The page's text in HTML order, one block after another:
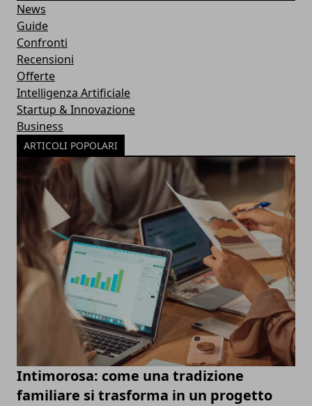
News
Guide
Confronti
Recensioni
Offerte
Intelligenza Artificiale
Startup & Innovazione
Business
ARTICOLI POPOLARI
Intimorosa: come una tradizione
familiare si trasforma in un progetto